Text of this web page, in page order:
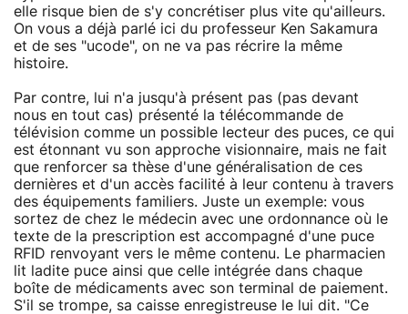
elle risque bien de s'y concrétiser plus vite qu'ailleurs.
On vous a déjà parlé ici du professeur Ken Sakamura
et de ses "ucode", on ne va pas récrire la même
histoire.
Par contre, lui n'a jusqu'à présent pas (pas devant
nous en tout cas) présenté la télécommande de
télévision comme un possible lecteur des puces, ce qui
est étonnant vu son approche visionnaire, mais ne fait
que renforcer sa thèse d'une généralisation de ces
dernières et d'un accès facilité à leur contenu à travers
des équipements familiers. Juste un exemple: vous
sortez de chez le médecin avec une ordonnance où le
texte de la prescription est accompagné d'une puce
RFID renvoyant vers le même contenu. Le pharmacien
lit ladite puce ainsi que celle intégrée dans chaque
boîte de médicaments avec son terminal de paiement.
S'il se trompe, sa caisse enregistreuse le lui dit. "Ce